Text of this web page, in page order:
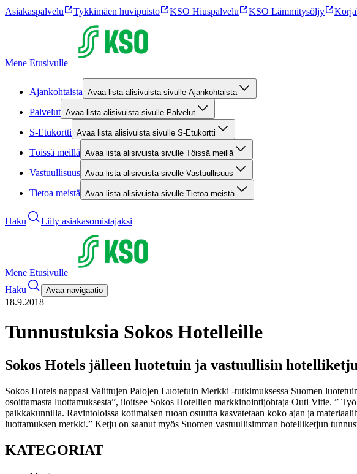
Asiakaspalvelu Tykkimäen huvipuisto KSO Hiuspalvelu KSO Lämmitysöljy
Mene Etusivulle
Ajankohtaista Avaa lista alisivuista sivulle Ajankohtaista
Palvelut Avaa lista alisivuista sivulle Palvelut
S-Etukortti Avaa lista alisivuista sivulle S-Etukortti
Töissä meillä Avaa lista alisivuista sivulle Töissä meillä
Vastuullisuus Avaa lista alisivuista sivulle Vastuullisuus
Tietoa meistä Avaa lista alisivuista sivulle Tietoa meistä
Haku Liity asiakasomistajaksi
Mene Etusivulle
Haku
Avaa navigaatio
18.9.2018
Tunnustuksia Sokos Hotelleille
Sokos Hotels jälleen luotetuin ja vastuullisin hotelliketju
Sokos Hotels nappasi Valittujen Palojen Luotetuin Merkki -tutkimuksessa Suomen
osoittamasta luottamuksesta”, iloitsee Sokos Hotellien markkinointijohtaja Outi Vitie. ”
paikkakunnilla. Ravintoloissa kotimaisen ruoan osuutta kasvatetaan koko ajan ja
luottamuksen merkki.” Ketju on saanut myös Suomen vastuullisimman hotelliketjun
KATEGORIAT